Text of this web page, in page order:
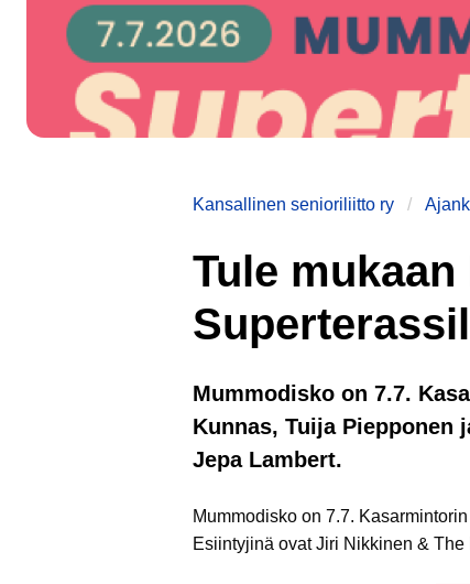
Kansallinen senioriliitto ry
Tule
Mummodisko on 7.7.
Kunnas, Tuija Piepponen
Jepa Lambert.
Mummodisko on 7.7.
Esiintyjinä ovat Jiri Nikkinen &